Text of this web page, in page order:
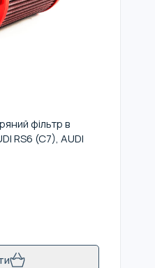
фільтр в
RS6 (C7), AUDI